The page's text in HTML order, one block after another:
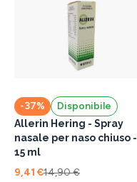
-37% Disponibile
Allerin Hering - Spray
nasale per naso chiuso -
15 ml
9,41 €14,90 €